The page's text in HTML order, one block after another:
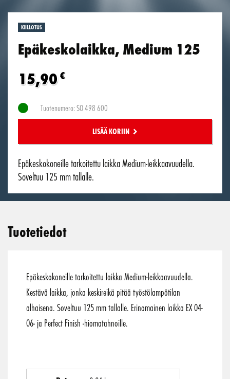
KIILLOTUS
Epäkeskolaikka, Medium 125
15,90€
Tuotenumero: SO 498 600
LISÄÄ KORIIN
Epäkeskokoneille tarkoitettu laikka Medium-leikkaavuudella.
Soveltuu 125 mm tallalle.
Tuotetiedot
Epäkeskokoneille tarkoitettu laikka Medium-leikkaavuudella.
Kestävä laikka, jonka keskireikä pitää työstölampötilan
alhaisena. Soveltuu 125 mm tallalle. Erinomainen laikka EX 04-
06- ja Perfect Finish -hiomatahnoille.